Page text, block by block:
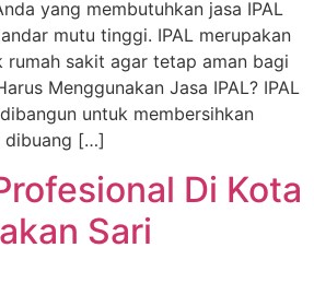
yang membutuhkan jasa IPAL
mutu tinggi. IPAL merupakan
rumah sakit agar tetap aman bagi
Menggunakan Jasa IPAL? IPAL
untuk membersihkan
dibuang […]
Di Kota
Sari